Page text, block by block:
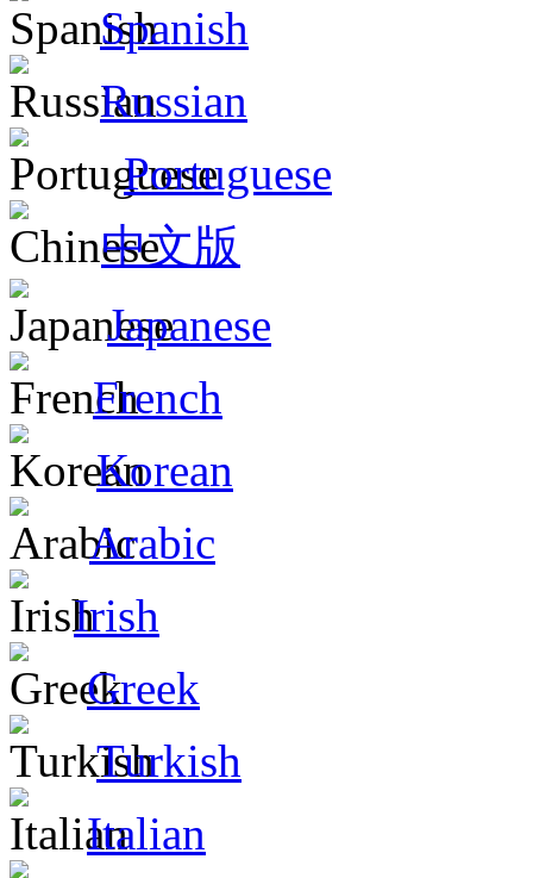
Spanish
Russian
Portuguese
中文版
Japanese
French
Korean
Arabic
Irish
Greek
Turkish
Italian